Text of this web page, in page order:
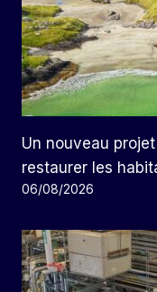
Un nouveau
restaurer les
06/08/2026